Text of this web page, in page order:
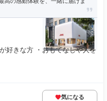
好きな方 ・おもてなしや人を
気になる